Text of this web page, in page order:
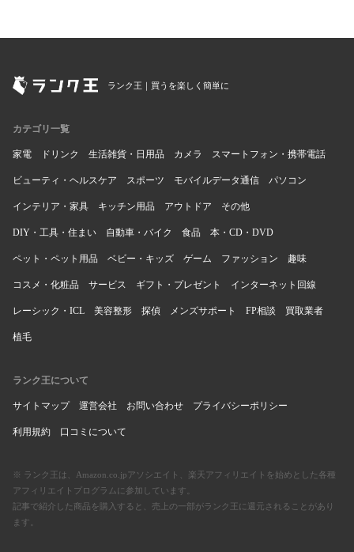
ランク王｜買うを楽しく簡単に
カテゴリ一覧
家電 ドリンク 生活雑貨・日用品 カメラ スマートフォン・携帯電話
ビューティ・ヘルスケア スポーツ モバイルデータ通信 パソコン
インテリア・家具 キッチン用品 アウトドア その他
DIY・工具・住まい 自動車・バイク 食品 本・CD・DVD
ペット・ペット用品 ベビー・キッズ ゲーム ファッション 趣味
コスメ・化粧品 サービス ギフト・プレゼント インターネット回線
レーシック・ICL 美容整形 探偵 メンズサポート FP相談 買取業者
植毛
ランク王について
サイトマップ 運営会社 お問い合わせ プライバシーポリシー
利用規約 口コミについて
※ ランク王は、Amazon.co.jpアソシエイト、楽天アフィリエイトを始めとした各種
アフィリエイトプログラムに参加しています。
記事で紹介した商品を購入すると、売上の一部がランク王に還元されることがあり
ます。